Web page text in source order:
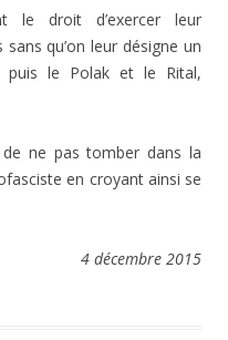
le droit d’exercer leur
qu’on leur désigne un
puis le Polak et le Rital,
ne pas tomber dans la
en croyant ainsi se
4 décembre 2015